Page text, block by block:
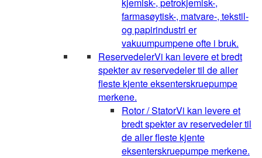
farmasøytisk-, matvare-, tekstil-
og papirindustri er
vakuumpumpene ofte i bruk.
ReservedelerVi kan levere et bredt
spekter av reservedeler til de aller
fleste kjente eksenterskruepumpe
merkene.
Rotor / StatorVi kan levere et
bredt spekter av reservedeler til
de aller fleste kjente
eksenterskruepumpe merkene.